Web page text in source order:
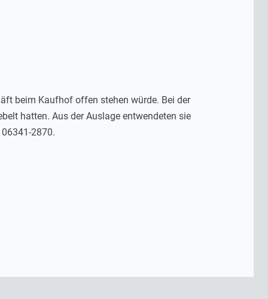
beim Kaufhof offen stehen würde. Bei der
hatten. Aus der Auslage entwendeten sie
2870.